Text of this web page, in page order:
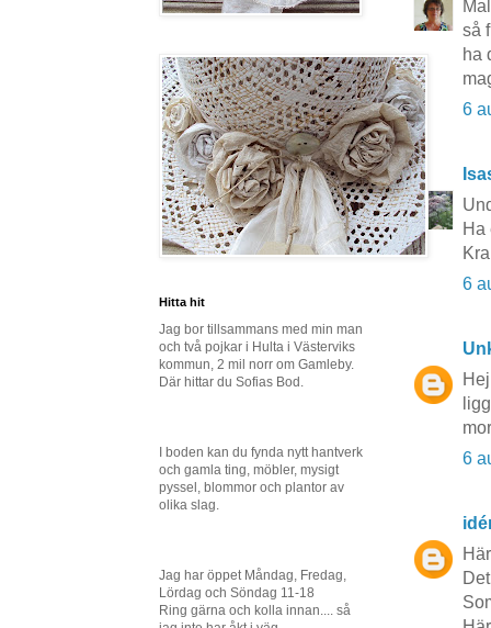
så
ha
6
Ha
6
6
Hitta hit
Jag bor tillsammans med min man
och två pojkar i Hulta i Västerviks
kommun, 2 mil norr om Gamleby.
Där hittar du Sofias Bod.
I boden kan du fynda nytt hantverk
och gamla ting, möbler, mysigt
pyssel, blommor och plantor av
olika slag.
Jag har öppet Måndag, Fredag,
Lördag och Söndag 11-18
Ring gärna och kolla innan.... så